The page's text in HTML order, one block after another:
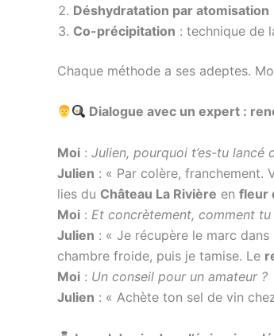
Déshydratation par atomisation
Co-précipitation : technique de
Chaque méthode a ses adeptes.
Dialogue avec un expert :
Moi : Julien, pourquoi t’es-tu lancé
Julien : « Par colère, franchement.
lies du Château La Rivière en fleur
Moi : Et concrètement, comment tu
Julien : « Je récupère le marc
chambre froide, puis je tamise. Le
Moi : Un conseil pour un amateur ?
Julien : « Achète ton sel de vin